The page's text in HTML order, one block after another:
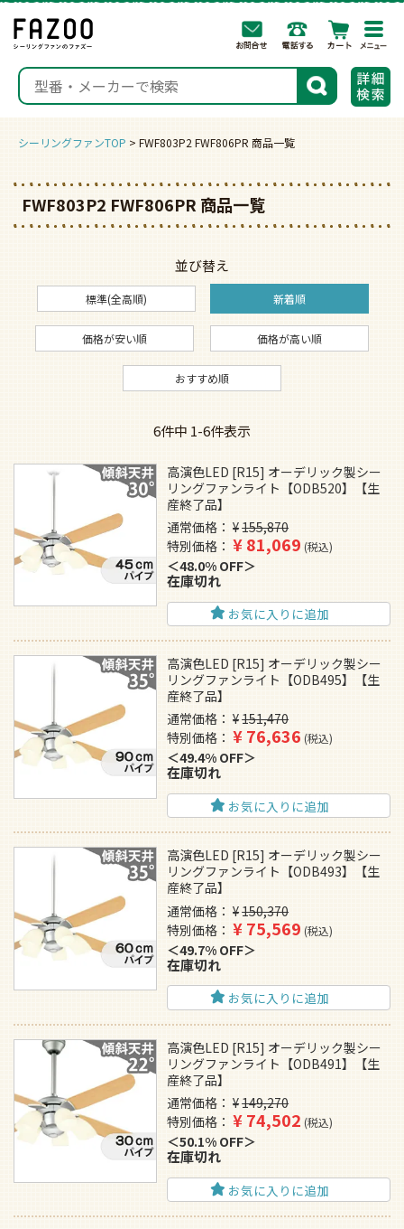
検索
シーリングファンTOP FWF803P2 FWF806PR 商品一覧
FWF803P2 FWF806PR 商品一覧
並び替え
標準(全高順) 新着順
価格が安い順 価格が高い順
おすすめ順
6件中 1-6件表示
高演色LED [R15] オーデリック製シー
リングファンライト【ODB520】【生
産終了品】
通常価格
¥155,870
特別価格
¥81,069 税込
48.0% OFF
在庫切れ
お気に入りに追加
高演色LED [R15] オーデリック製シー
リングファンライト【ODB495】【生
産終了品】
通常価格
¥151,470
特別価格
¥76,636 税込
49.4% OFF
在庫切れ
お気に入りに追加
高演色LED [R15] オーデリック製シー
リングファンライト【ODB493】【生
産終了品】
通常価格
¥150,370
特別価格
¥75,569 税込
49.7% OFF
在庫切れ
お気に入りに追加
高演色LED [R15] オーデリック製シー
リングファンライト【ODB491】【生
産終了品】
通常価格
¥149,270
特別価格
¥74,502 税込
50.1% OFF
在庫切れ
お気に入りに追加